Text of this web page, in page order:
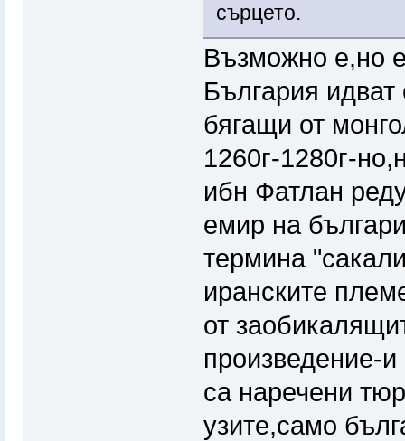
сърцето.
Възможно е,но
България идват
бягащи от
1260г-1280г-
ибн Фатлан
емир на
термина
иранските
от
произведение-
са наречени
узите,само